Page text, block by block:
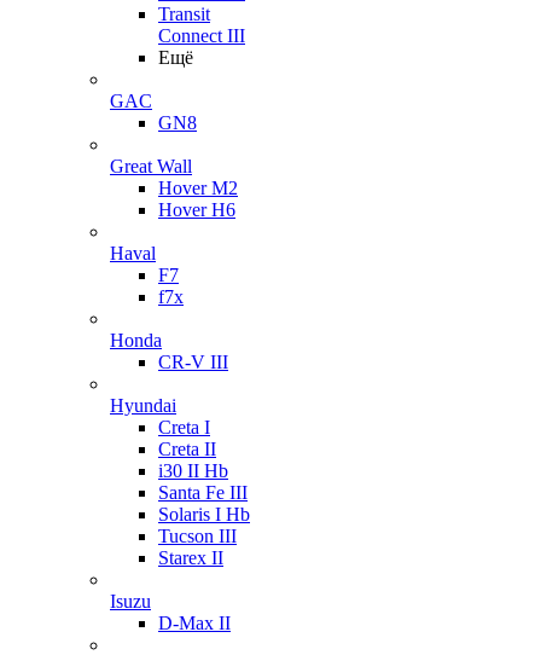
Transit
Connect III
Ещё
GAC
GN8
Great Wall
Hover M2
Hover H6
Haval
F7
f7x
Honda
CR-V III
Hyundai
Creta I
Creta II
i30 II Hb
Santa Fe III
Solaris I Hb
Tucson III
Starex II
Isuzu
D-Max II